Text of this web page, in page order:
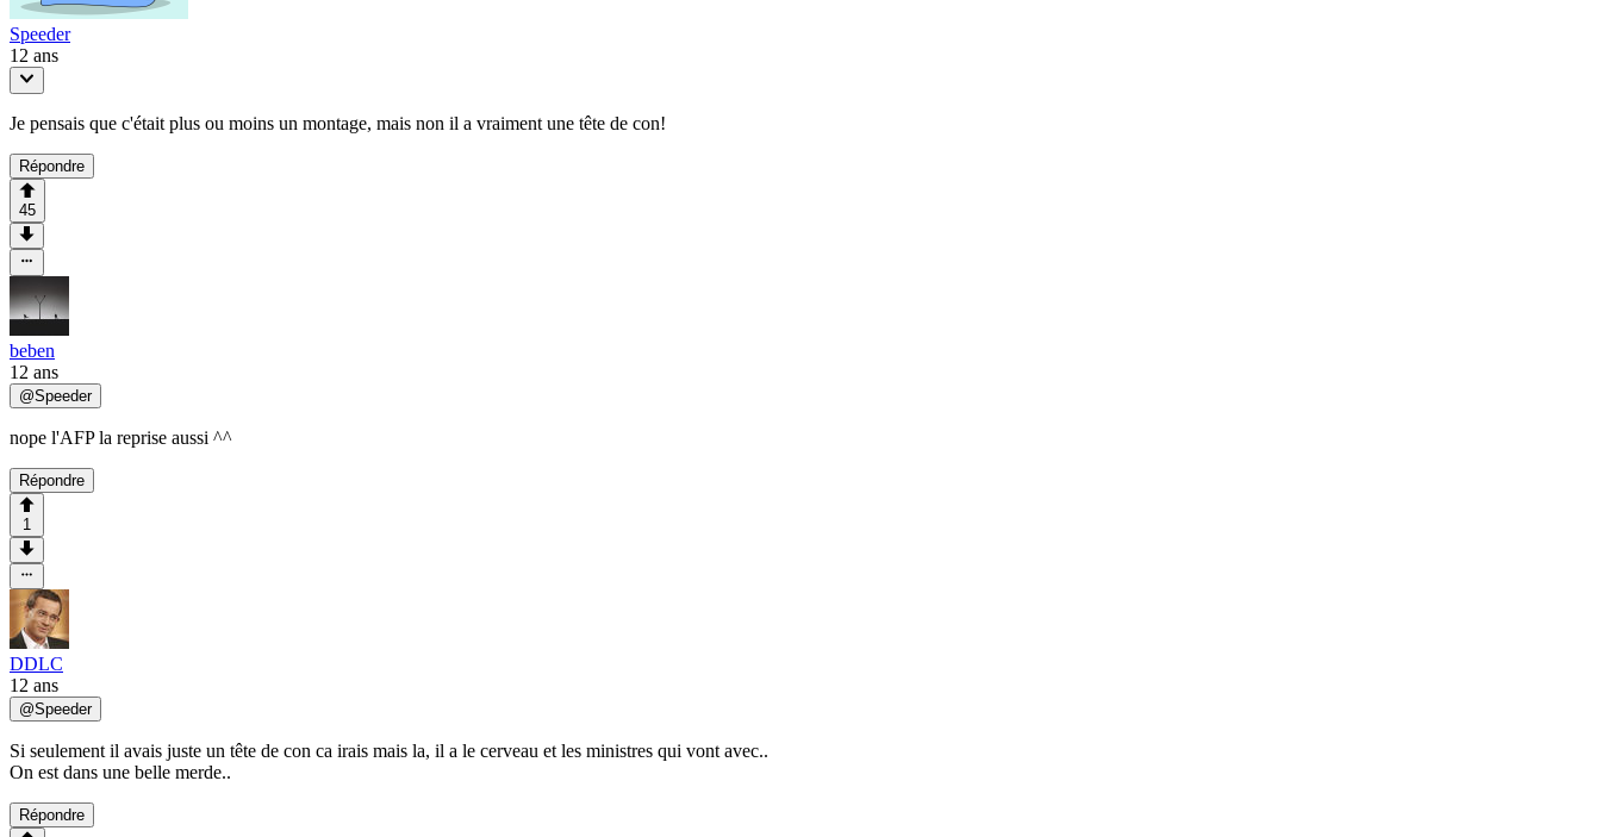
Speeder
12 ans
Je pensais que c'était plus ou moins un montage, mais non il a vraiment une tête de con!
Répondre
45
beben
12 ans
@Speeder
nope l'AFP la reprise aussi ^^
Répondre
1
DDLC
12 ans
@Speeder
Si seulement il avais juste un tête de con ca irais mais la, il a le cerveau et les ministres qui vont avec..
On est dans une belle merde..
Répondre